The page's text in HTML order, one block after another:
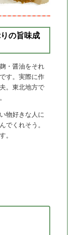
の旨味成
・醤油をそれ
す。実際に作
。東北地方で
物好きな人に
でくれそう。
。